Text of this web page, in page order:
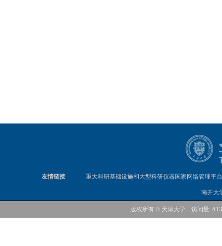
友情链接
重大科研基础设施和大型科研仪器国家网络管理平台
南开大
版权所有 © 天津大学 访问量: